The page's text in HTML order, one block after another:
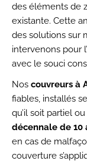
des éléments de
existante. Cette
des solutions sur
intervenons pour
avec le souci
Nos couvreurs à
fiables, installés
qu’il soit partiel
décennale de 10
en cas de
couverture